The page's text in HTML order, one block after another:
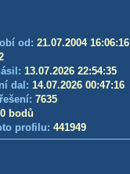
od: 21.07.2004 16:06:16
13.07.2026 22:54:35
dal: 14.07.2026 00:47:16
7635
0 bodů
profilu: 441949